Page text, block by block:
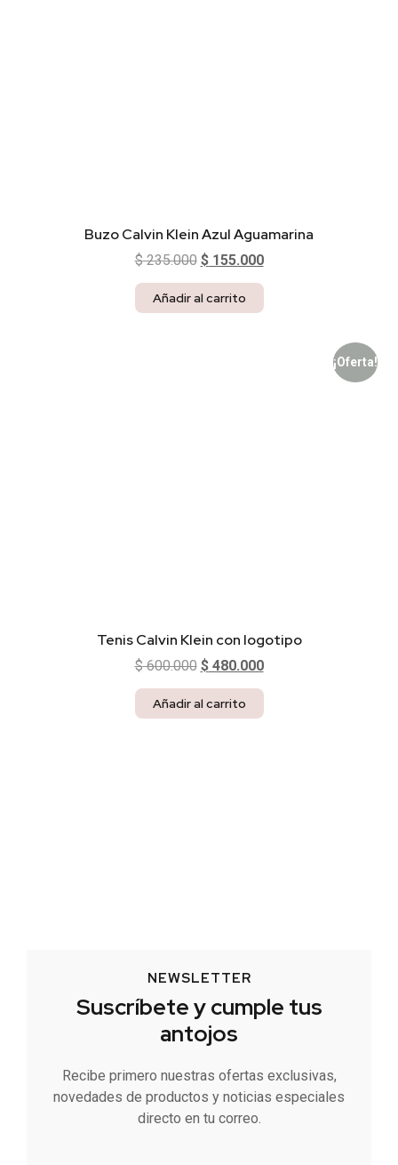
Buzo Calvin Klein Azul Aguamarina
$235.000 $155.000
Añadir al carrito
¡Oferta!
Tenis Calvin Klein con logotipo
$600.000 $480.000
Añadir al carrito
NEWSLETTER
Suscríbete y cumple tus
antojos
Recibe primero nuestras ofertas exclusivas,
novedades de productos y noticias especiales
directo en tu correo.